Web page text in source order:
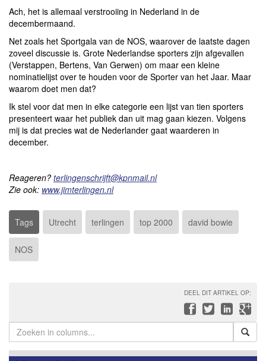
Ach, het is allemaal verstrooiing in Nederland in de
decembermaand.
Net zoals het Sportgala van de NOS, waarover de laatste dagen
zoveel discussie is. Grote Nederlandse sporters zijn afgevallen
(Verstappen, Bertens, Van Gerwen) om maar een kleine
nominatielijst over te houden voor de Sporter van het Jaar. Maar
waarom doet men dat?
Ik stel voor dat men in elke categorie een lijst van tien sporters
presenteert waar het publiek dan uit mag gaan kiezen. Volgens
mij is dat precies wat de Nederlander gaat waarderen in
december.
Reageren? terlingenschrijft@kpnmail.nl
Zie ook: www.jimterlingen.nl
Tags Utrecht terlingen top 2000 david bowie
NOS
DEEL DIT ARTIKEL OP: